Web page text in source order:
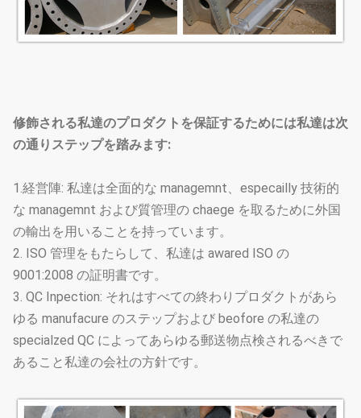
鋼鉄ポーランド人の高さ
の選択
3.5m~15m
修飾される私達のプロダクトを保証するためには私達は次
の通りステップを踏みます:
1.経営陣: 私達は全面的な managemnt、especailly 技術的
な managemnt および質管理の chaege を取るために外国
の輸出を用いることを持っています。
2. ISO 管理をもたらして、私達は awared ISO の
9001:2008 の証明書です。
3. QC Inpection: それはすべての終わりプロダクトがあら
ゆる manufacure のステップおよび beofore の私達の
specialzed QC によってあらゆる郵送物点検されるべきで
あること私達の会社の方針です。